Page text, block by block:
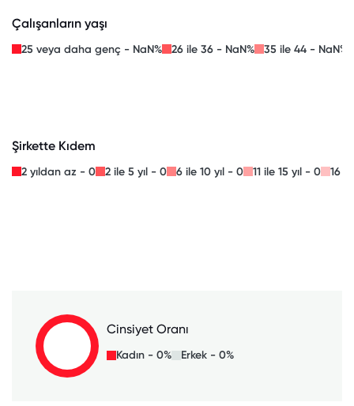
Çalışanların yaşı
25 veya daha genç - NaN% 26 ile 36 - NaN% 35 ile 44 - NaN%
Şirkette Kıdem
2 yıldan az - 0 2 ile 5 yıl - 0 6 ile 10 yıl - 0 11 ile 15 yıl - 0 16
Cinsiyet Oranı
Kadın - 0% Erkek - 0%